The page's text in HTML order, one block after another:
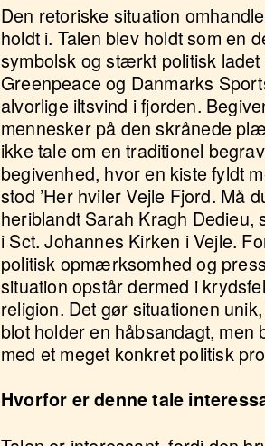
Den retoriske situation
holdt i. Talen blev holdt som en
symbolsk og stærkt politisk
Greenpeace og Danmarks
alvorlige iltsvind i fjorden.
mennesker på den skrånede
ikke tale om en traditionel
begivenhed, hvor en kiste fyldt
stod ’Her hviler Vejle Fjord. Må
heriblandt Sarah Kragh
i Sct. Johannes Kirken i Vejle.
politisk opmærksomhed og
situation opstår dermed i
religion. Det gør situationen
blot holder en håbsandagt,
med et meget konkret politisk
Hvorfor er denne tale